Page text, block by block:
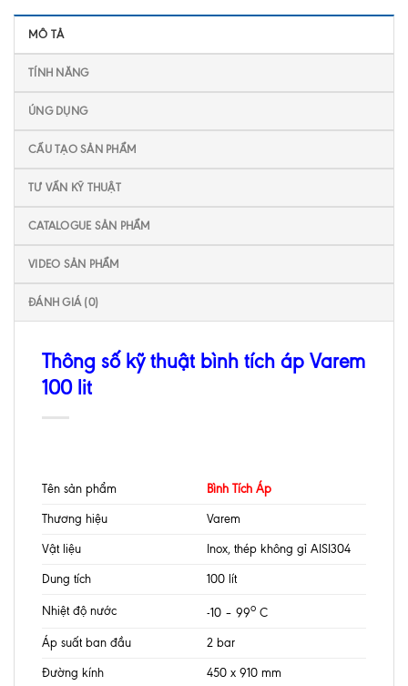
MÔ TẢ
TÍNH NĂNG
ÚNG DỤNG
CẤU TẠO SẢN PHẨM
TƯ VẤN KỸ THUẬT
CATALOGUE SẢN PHẨM
VIDEO SẢN PHẨM
ĐÁNH GIÁ (0)
Thông số kỹ thuật bình tích áp Varem
100 lit
Tên sản phẩm
Bình Tích Áp
Thương hiệu
Varem
Vật liệu
Inox, thép không gỉ AISI304
Dung tích
100 lít
Nhiệt độ nước -10 – 99o C
Áp suất ban đầu
2 bar
Đường kính
450 x 910 mm